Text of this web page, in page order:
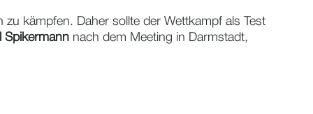
kämpfen. Daher sollte der Wettkampf als Test
Spikermann nach dem Meeting in Darmstadt,